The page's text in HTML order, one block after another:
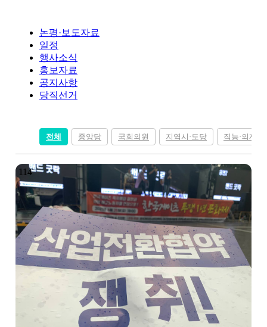
논평·보도자료
일정
행사소식
홍보자료
공지사항
당직선거
전체 중앙당 국회의원 지역시·도당 직능·의제조
114